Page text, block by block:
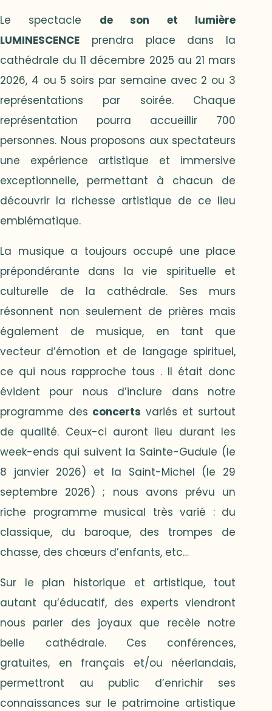
Le spectacle de son et lumière
LUMINESCENCE prendra place dans la
cathédrale du 11 décembre 2025 au 21 mars
2026, 4 ou 5 soirs par semaine avec 2 ou 3
représentations par soirée. Chaque
représentation pourra accueillir 700
personnes. Nous proposons aux spectateurs
une expérience artistique et immersive
exceptionnelle, permettant à chacun de
découvrir la richesse artistique de ce lieu
emblématique.
La musique a toujours occupé une place
prépondérante dans la vie spirituelle et
culturelle de la cathédrale. Ses murs
résonnent non seulement de prières mais
également de musique, en tant que
vecteur d’émotion et de langage spirituel,
ce qui nous rapproche tous . Il était donc
évident pour nous d’inclure dans notre
programme des concerts variés et surtout
de qualité. Ceux-ci auront lieu durant les
week-ends qui suivent la Sainte-Gudule (le
8 janvier 2026) et la Saint-Michel (le 29
septembre 2026) ; nous avons prévu un
riche programme musical très varié : du
classique, du baroque, des trompes de
chasse, des chœurs d’enfants, etc…
Sur le plan historique et artistique, tout
autant qu’éducatif, des experts viendront
nous parler des joyaux que recèle notre
belle cathédrale. Ces conférences,
gratuites, en français et/ou néerlandais,
permettront au public d’enrichir ses
connaissances sur le patrimoine artistique